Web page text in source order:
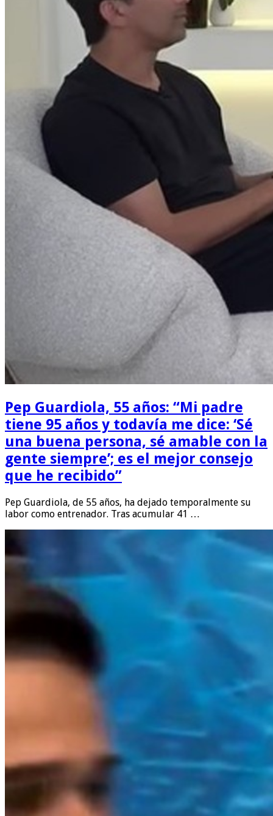
Pep Guardiola, 55 años: “Mi padre
tiene 95 años y todavía me dice: ‘Sé
una buena persona, sé amable con la
gente siempre’; es el mejor consejo
que he recibido”
Pep Guardiola, de 55 años, ha dejado temporalmente su
labor como entrenador. Tras acumular 41 …